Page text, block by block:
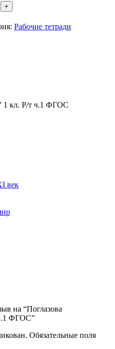
Рабочие тетради
1 кл. Р/т ч.1 ФГОС
век
на “Поглазова
ФГОС”
Обязательные поля